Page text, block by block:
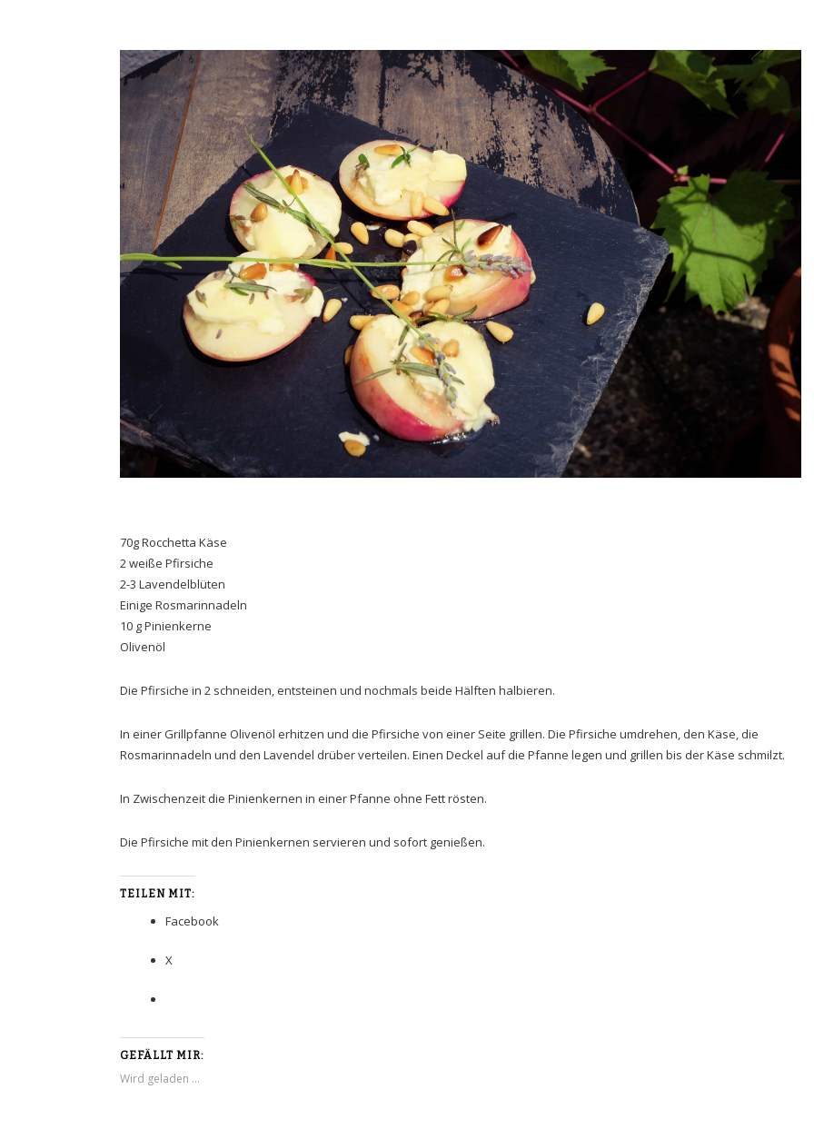
70g Rocchetta Käse
2 weiße Pfirsiche
2-3 Lavendelblüten
Einige Rosmarinnadeln
10 g Pinienkerne
Olivenöl
Die Pfirsiche in 2 schneiden, entsteinen und nochmals beide Hälften halbieren.
In einer Grillpfanne Olivenöl erhitzen und die Pfirsiche von einer Seite grillen. Die Pfirsiche umdrehen, den Käse, die
Rosmarinnadeln und den Lavendel drüber verteilen. Einen Deckel auf die Pfanne legen und grillen bis der Käse schmilzt.
In Zwischenzeit die Pinienkernen in einer Pfanne ohne Fett rösten.
Die Pfirsiche mit den Pinienkernen servieren und sofort genießen.
TEILEN MIT:
Facebook
X
GEFÄLLT MIR:
Wird geladen …